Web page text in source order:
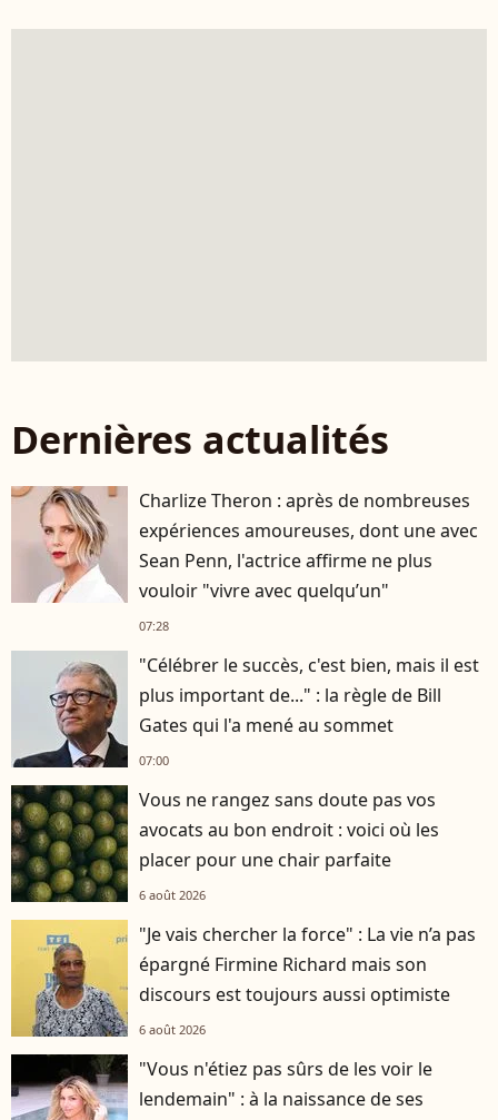
Dernières actualités
Charlize Theron : après de nombreuses
expériences amoureuses, dont une avec
Sean Penn, l'actrice affirme ne plus
vouloir "vivre avec quelqu’un"
07:28
"Célébrer le succès, c'est bien, mais il est
plus important de..." : la règle de Bill
Gates qui l'a mené au sommet
07:00
Vous ne rangez sans doute pas vos
avocats au bon endroit : voici où les
placer pour une chair parfaite
6 août 2026
"Je vais chercher la force" : La vie n’a pas
épargné Firmine Richard mais son
discours est toujours aussi optimiste
6 août 2026
"Vous n'étiez pas sûrs de les voir le
lendemain" : à la naissance de ses